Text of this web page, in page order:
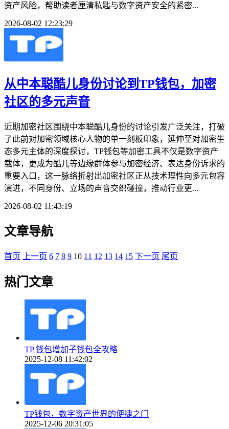
资产风险，帮助读者厘清私匙与数字资产安全的紧密...
2026-08-02 12:23:29
从中本聪酷儿身份讨论到TP钱包，加密
社区的多元声音
近期加密社区围绕中本聪酷儿身份的讨论引发广泛关注，打破
了此前对加密领域核心人物的单一刻板印象，延伸至对加密生
态多元主体的深度探讨，TP钱包等加密工具不仅是数字资产
载体，更成为酷儿等边缘群体参与加密经济、表达身份诉求的
重要入口，这一脉络折射出加密社区正从技术理性向多元包容
演进，不同身份、立场的声音交织碰撞，推动行业更...
2026-08-02 11:43:19
文章导航
首页 上一页 6 7 8 9 10 11 12 13 14 15 下一页 尾页
热门文章
TP 钱包增加子钱包全攻略
2025-12-08 11:42:02
TP钱包，数字资产世界的便捷之门
2025-12-06 20:31:05